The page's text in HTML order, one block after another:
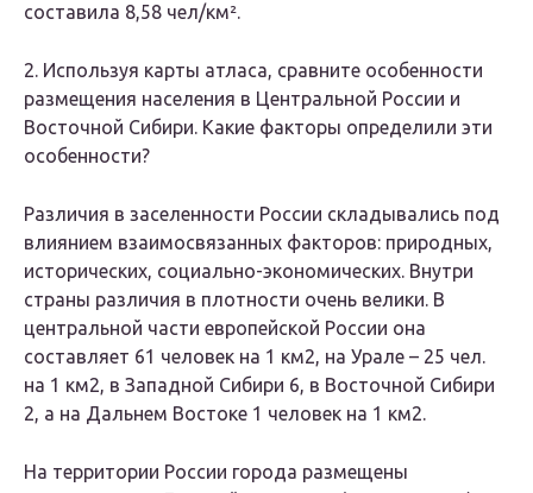
составила 8,58 чел/км².
2. Используя карты атласа, сравните особенности
размещения населения в Центральной России и
Восточной Сибири. Какие факторы определили эти
особенности?
Различия в заселенности России складывались под
влиянием взаимосвязанных факторов: природных,
исторических, социально-экономических. Внутри
страны различия в плотности очень велики. В
центральной части европейской России она
составляет 61 человек на 1 км2, на Урале – 25 чел.
на 1 км2, в Западной Сибири 6, в Восточной Сибири
2, а на Дальнем Востоке 1 человек на 1 км2.
На территории России города размещены